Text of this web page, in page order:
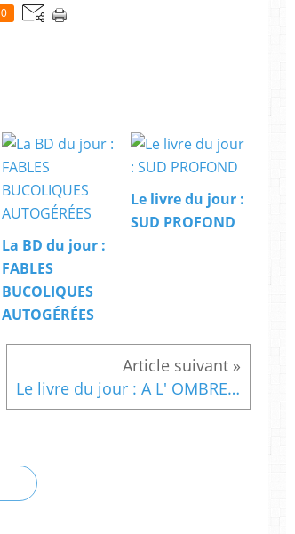
0
La BD du jour :
FABLES
BUCOLIQUES
AUTOGÉRÉES
Le livre du jour :
SUD PROFOND
Le livre du jour : A L' OMBRE DU DIABLE